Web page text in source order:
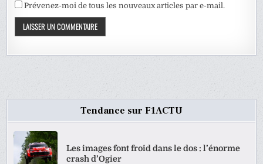
Prévenez-moi de tous les nouveaux articles par e-mail.
Tendance sur F1ACTU
Les images font froid dans le dos : l’énorme
crash d’Ogier